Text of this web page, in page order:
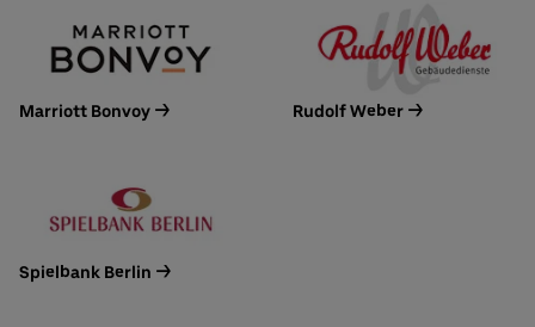
Marriott Bonvoy -> Rudolf Weber ->
Spielbank Berlin ->